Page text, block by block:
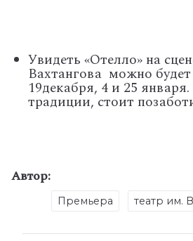
Увидеть «Отелло» на
Вахтангова можно
19декабря, 4 и 25
традиции, стоит
Автор:
Премьера театр им.